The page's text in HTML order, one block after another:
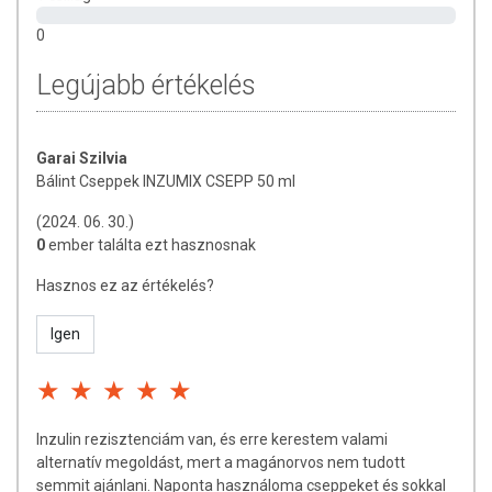
termelő béta-sejteket, így csökkenthető a vér cukorszintje.
Jótékony hatásai:
-Hatékony vesetisztító, vizelethajtó, epehajtó,
serkentőként használták, keserűanyag tartalma miatt
görcsoldó és megnyugtatja a gyomor nyálkahártyáját.
ellenszereként alkalmazható.
-Kellemes ízű fűszernövény, mely gyakran megtalálható
-Teájában is hordozza gyógyító tulajdonságait.
-Vizelethajtó és féregűző.
-A-vitamint, kalciumot, vasat és niacint tartalmaz.
-Csökkenti a vércukorszintet.
Babhéj (fehér héjú bab)
Cukorbetegség esetén vércukorszint csökkentő és
fogyasztó, a cukorbetegség tüneteinek csökkentése,
vesebetegségek, vesekőképződés megelőzése,
0
Legújabb értékelés
Garai Szilvia
Bálint Cseppek INZUMIX CSEPP 50 ml
(2024. 06. 30.)
0ember találta ezt hasznosnak
Hasznos ez az értékelés?
Igen
Inzulin rezisztenciám van, és erre kerestem valami
alternatív megoldást, mert a magánorvos nem tudott
semmit ajánlani. Naponta használoma cseppeket és sokkal